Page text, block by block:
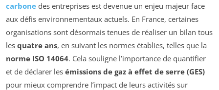
carbone des entreprises est devenue un enjeu majeur face
aux défis environnementaux actuels. En France, certaines
organisations sont désormais tenues de réaliser un bilan tous
les quatre ans, en suivant les normes établies, telles que la
norme ISO 14064. Cela souligne l’importance de quantifier
et de déclarer les émissions de gaz à effet de serre (GES)
pour mieux comprendre l’impact de leurs activités sur